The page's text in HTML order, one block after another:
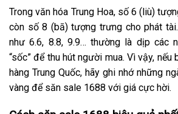
Trong văn hóa Trung Hoa, số 6 (liù)
còn số 8 (bā) tượng trưng cho phát
như 6.6, 8.8, 9.9… thường là dịp các
“sốc” để thu hút người mua. Vì vậy, nếu
hàng Trung Quốc, hãy ghi nhớ những
vàng để săn sale 1688 với giá cực hời.